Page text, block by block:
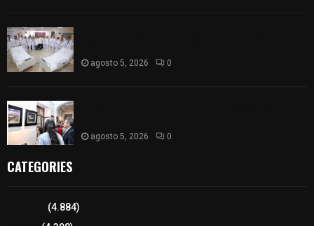
agosto 5, 2026 0
agosto 5, 2026 0
CATEGORIES
(4.884)